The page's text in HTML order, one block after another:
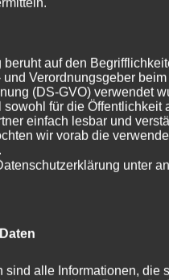
“ vom Schurkenturm
Schlagwörter:A - Wurf,
wird nicht veröffentlicht.
auf den
Verordnungsgeber
(DS-GVO) verwendet
für die Öffentlichkeit
einfach lesbar und
wir vorab die
unter
sind alle Informationen, die